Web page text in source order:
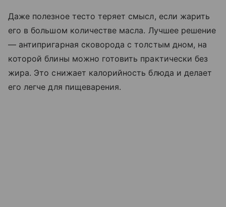
Даже полезное тесто теряет смысл, если жарить
его в большом количестве масла. Лучшее решение
— антипригарная сковорода с толстым дном, на
которой блины можно готовить практически без
жира. Это снижает калорийность блюда и делает
его легче для пищеварения.